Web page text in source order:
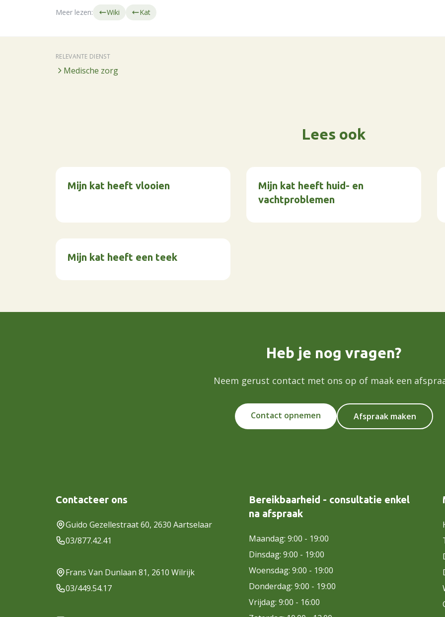
Meer lezen: Wiki Kat
RELEVANTE DIENST
Medische zorg
Lees ook
Mijn kat heeft vlooien
Mijn kat heeft huid- en
vachtproblemen
Mijn kat heeft een teek
Heb je nog vragen?
Neem gerust contact met ons op of maak een
Contact opnemen Afspraak maken
Contacteer ons
Guido Gezellestraat 60, 2630 Aartselaar
03/877.42.41
Frans Van Dunlaan 81, 2610 Wilrijk
03/449.54.17
Bereikbaarheid - consultatie enkel
na afspraak
Maandag: 9:00 - 19:00
Dinsdag: 9:00 - 19:00
Woensdag: 9:00 - 19:00
Donderdag: 9:00 - 19:00
Vrijdag: 9:00 - 16:00